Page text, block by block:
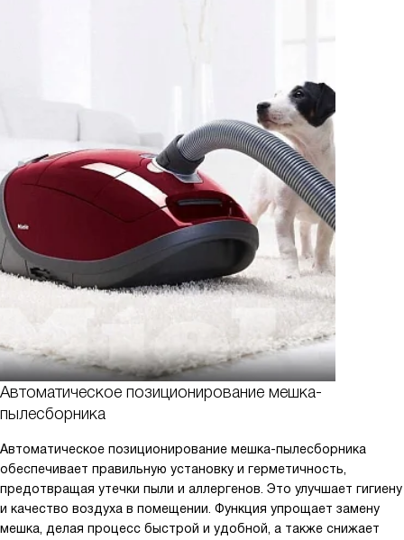
Автоматическое позиционирование мешка-
пылесборника
Автоматическое позиционирование мешка-пылесборника
обеспечивает правильную установку и герметичность,
предотвращая утечки пыли и аллергенов. Это улучшает гигиену
и качество воздуха в помещении. Функция упрощает замену
мешка, делая процесс быстрой и удобной, а также снижает